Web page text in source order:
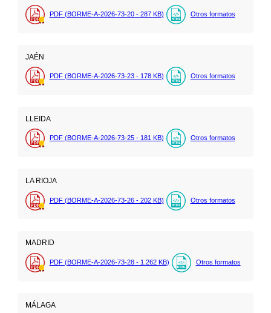
PDF (BORME-A-2026-73-20 - 287 KB) Otros formatos
JAÉN
PDF (BORME-A-2026-73-23 - 178 KB) Otros formatos
LLEIDA
PDF (BORME-A-2026-73-25 - 181 KB) Otros formatos
LA RIOJA
PDF (BORME-A-2026-73-26 - 202 KB) Otros formatos
MADRID
PDF (BORME-A-2026-73-28 - 1.262 KB) Otros formatos
MÁLAGA